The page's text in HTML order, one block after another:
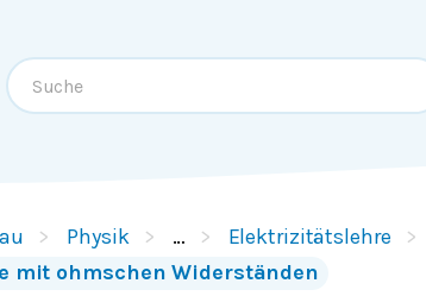
Physik …
Elektrizitätslehre
mit ohmschen Widerständen